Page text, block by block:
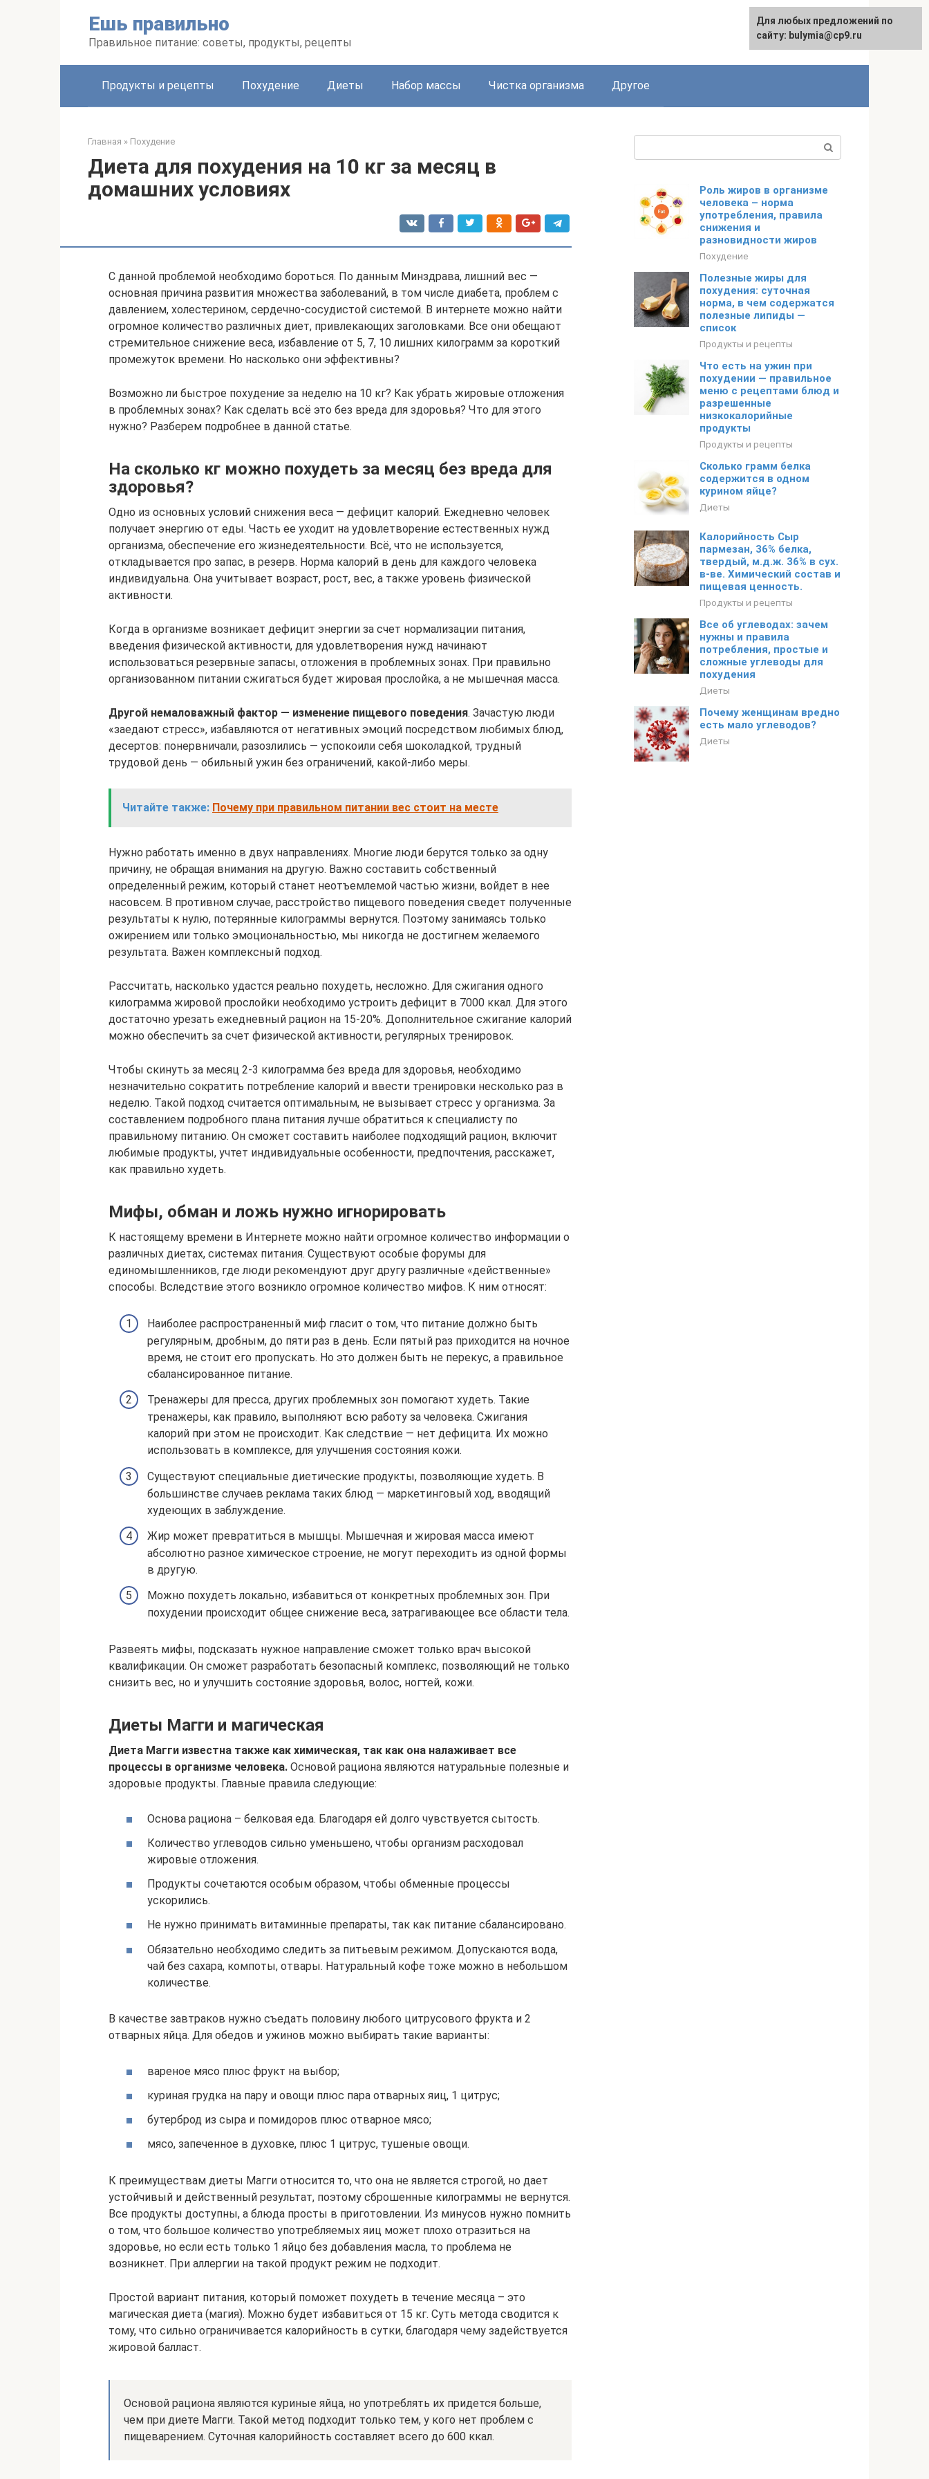
Ешь правильно
Правильное питание: советы, продукты, рецепты
Продукты и рецепты Похудение Диеты Набор массы Чистка организма Другое
Главная » Похудение
Диета для похудения на 10 кг за месяц в
домашних условиях
С данной проблемой необходимо бороться. По данным Минздрава, лишний вес —
основная причина развития множества заболеваний, в том числе диабета, проблем с
давлением, холестерином, сердечно-сосудистой системой. В интернете можно найти
огромное количество различных диет, привлекающих заголовками. Все они обещают
стремительное снижение веса, избавление от 5, 7, 10 лишних килограмм за короткий
промежуток времени. Но насколько они эффективны?
Возможно ли быстрое похудение за неделю на 10 кг? Как убрать жировые отложения
в проблемных зонах? Как сделать всё это без вреда для здоровья? Что для этого
нужно? Разберем подробнее в данной статье.
На сколько кг можно похудеть за месяц без вреда для
здоровья?
Одно из основных условий снижения веса — дефицит калорий. Ежедневно человек
получает энергию от еды. Часть ее уходит на удовлетворение естественных нужд
организма, обеспечение его жизнедеятельности. Всё, что не используется,
откладывается про запас, в резерв. Норма калорий в день для каждого человека
индивидуальна. Она учитывает возраст, рост, вес, а также уровень физической
активности.
Когда в организме возникает дефицит энергии за счет нормализации питания,
введения физической активности, для удовлетворения нужд начинают
использоваться резервные запасы, отложения в проблемных зонах. При правильно
организованном питании сжигаться будет жировая прослойка, а не мышечная масса.
Другой немаловажный фактор — изменение пищевого поведения. Зачастую люди
«заедают стресс», избавляются от негативных эмоций посредством любимых блюд,
десертов: понервничали, разозлились — успокоили себя шоколадкой, трудный
трудовой день — обильный ужин без ограничений, какой-либо меры.
Читайте также: Почему при правильном питании вес стоит на месте
Нужно работать именно в двух направлениях. Многие люди берутся только за одну
причину, не обращая внимания на другую. Важно составить собственный
определенный режим, который станет неотъемлемой частью жизни, войдет в нее
насовсем. В противном случае, расстройство пищевого поведения сведет полученные
результаты к нулю, потерянные килограммы вернутся. Поэтому занимаясь только
ожирением или только эмоциональностью, мы никогда не достигнем желаемого
результата. Важен комплексный подход.
Рассчитать, насколько удастся реально похудеть, несложно. Для сжигания одного
килограмма жировой прослойки необходимо устроить дефицит в 7000 ккал. Для этого
достаточно урезать ежедневный рацион на 15-20%. Дополнительное сжигание калорий
можно обеспечить за счет физической активности, регулярных тренировок.
Чтобы скинуть за месяц 2-3 килограмма без вреда для здоровья, необходимо
незначительно сократить потребление калорий и ввести тренировки несколько раз в
неделю. Такой подход считается оптимальным, не вызывает стресс у организма. За
составлением подробного плана питания лучше обратиться к специалисту по
правильному питанию. Он сможет составить наиболее подходящий рацион, включит
любимые продукты, учтет индивидуальные особенности, предпочтения, расскажет,
как правильно худеть.
Мифы, обман и ложь нужно игнорировать
К настоящему времени в Интернете можно найти огромное количество информации о
различных диетах, системах питания. Существуют особые форумы для
единомышленников, где люди рекомендуют друг другу различные «действенные»
способы. Вследствие этого возникло огромное количество мифов. К ним относят:
Наиболее распространенный миф гласит о том, что питание должно быть
регулярным, дробным, до пяти раз в день. Если пятый раз приходится на ночное
время, не стоит его пропускать. Но это должен быть не перекус, а правильное
сбалансированное питание.
Тренажеры для пресса, других проблемных зон помогают худеть. Такие
тренажеры, как правило, выполняют всю работу за человека. Сжигания
калорий при этом не происходит. Как следствие — нет дефицита. Их можно
использовать в комплексе, для улучшения состояния кожи.
Существуют специальные диетические продукты, позволяющие худеть. В
большинстве случаев реклама таких блюд — маркетинговый ход, вводящий
худеющих в заблуждение.
Жир может превратиться в мышцы. Мышечная и жировая масса имеют
абсолютно разное химическое строение, не могут переходить из одной формы
в другую.
Можно похудеть локально, избавиться от конкретных проблемных зон. При
похудении происходит общее снижение веса, затрагивающее все области тела.
Развеять мифы, подсказать нужное направление сможет только врач высокой
квалификации. Он сможет разработать безопасный комплекс, позволяющий не только
снизить вес, но и улучшить состояние здоровья, волос, ногтей, кожи.
Диеты Магги и магическая
Диета Магги известна также как химическая, так как она налаживает все
процессы в организме человека. Основой рациона являются натуральные полезные и
здоровые продукты. Главные правила следующие:
Основа рациона – белковая еда. Благодаря ей долго чувствуется сытость.
Количество углеводов сильно уменьшено, чтобы организм расходовал
жировые отложения.
Продукты сочетаются особым образом, чтобы обменные процессы
ускорились.
Не нужно принимать витаминные препараты, так как питание сбалансировано.
Обязательно необходимо следить за питьевым режимом. Допускаются вода,
чай без сахара, компоты, отвары. Натуральный кофе тоже можно в небольшом
количестве.
В качестве завтраков нужно съедать половину любого цитрусового фрукта и 2
отварных яйца. Для обедов и ужинов можно выбирать такие варианты:
вареное мясо плюс фрукт на выбор;
куриная грудка на пару и овощи плюс пара отварных яиц, 1 цитрус;
бутерброд из сыра и помидоров плюс отварное мясо;
мясо, запеченное в духовке, плюс 1 цитрус, тушеные овощи.
К преимуществам диеты Магги относится то, что она не является строгой, но дает
устойчивый и действенный результат, поэтому сброшенные килограммы не вернутся.
Все продукты доступны, а блюда просты в приготовлении. Из минусов нужно помнить
о том, что большое количество употребляемых яиц может плохо отразиться на
здоровье, но если есть только 1 яйцо без добавления масла, то проблема не
возникнет. При аллергии на такой продукт режим не подходит.
Простой вариант питания, который поможет похудеть в течение месяца – это
магическая диета (магия). Можно будет избавиться от 15 кг. Суть метода сводится к
тому, что сильно ограничивается калорийность в сутки, благодаря чему задействуется
жировой балласт.
Основой рациона являются куриные яйца, но употреблять их придется больше,
чем при диете Магги. Такой метод подходит только тем, у кого нет проблем с
пищеварением. Суточная калорийность составляет всего до 600 ккал.
Роль жиров в организме
человека – норма
употребления, правила
снижения и
разновидности жиров
Похудение
Полезные жиры для
похудения: суточная
норма, в чем содержатся
полезные липиды —
список
Продукты и рецепты
Что есть на ужин при
похудении — правильное
меню с рецептами блюд и
разрешенные
низкокалорийные
продукты
Продукты и рецепты
Сколько грамм белка
содержится в одном
курином яйце?
Диеты
Калорийность Сыр
пармезан, 36% белка,
твердый, м.д.ж. 36% в сух.
в-ве. Химический состав и
пищевая ценность.
Продукты и рецепты
Все об углеводах: зачем
нужны и правила
потребления, простые и
сложные углеводы для
похудения
Диеты
Почему женщинам вредно
есть мало углеводов?
Диеты
Для любых предложений по
сайту: bulymia@cp9.ru